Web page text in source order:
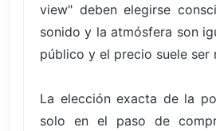
view" deben elegirse
sonido y la atmósfera son
público y el precio suele ser
La elección exacta de la
solo en el paso de